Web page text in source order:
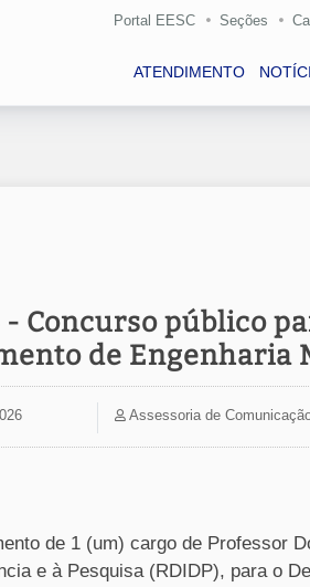
Portal EESC Seções
ATENDIMENTO
- Concurso público
de Engenharia
Assessoria de
de 1 (um) cargo de Professor
e à Pesquisa (RDIDP), para o